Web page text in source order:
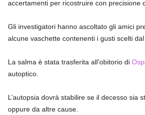
accertamenti per ricostruire con precisione
Gli investigatori hanno ascoltato gli amici
alcune vaschette contenenti i gusti scelti dal
La salma è stata trasferita all’obitorio di
autoptico.
L’autopsia dovrà stabilire se il decesso sia
oppure da altre cause.